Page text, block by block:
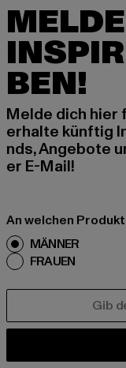
BEN!
Melde dich hier
erhalte künftig
nds, Angebote
er E-Mail!
An welchen
MÄNNER
FRAUEN